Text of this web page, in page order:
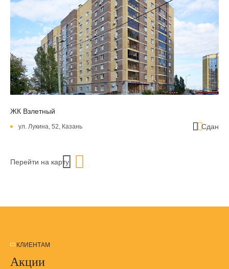
ЖК Взлетный
ул. Лукина, 52, Казань Сдан
Перейти на карту
КЛИЕНТАМ
Акции